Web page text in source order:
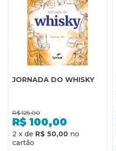
JORNADA DO WHISKY
R$ 125,00
R$ 100,00
2 x de R$ 50,00